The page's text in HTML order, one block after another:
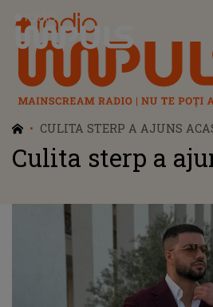
Radio Impuls
CULITA STERP A AJUNS
Culita sterp a